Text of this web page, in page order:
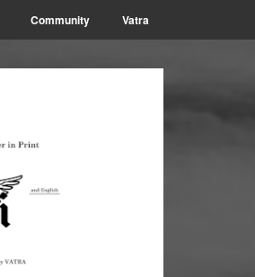
Community Vatra